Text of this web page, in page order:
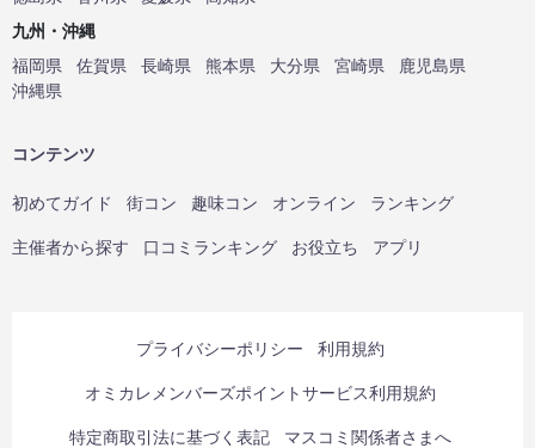
九州・沖縄
福岡県
佐賀県 長崎県 熊本県 大分県 宮崎県
鹿児島県
沖縄県
コンテンツ
初めてガイド 街コン 趣味コン オンライン ランキング
主催者から探す 口コミランキング お役立ち アプリ
プライバシーポリシー 利用規約
オミカレメンバーズポイントサービス利用規約
特定商取引法に基づく表記 マスコミ関係者さまへ